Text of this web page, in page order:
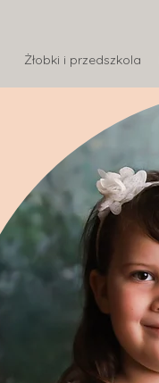
Żłobki i przedszkola